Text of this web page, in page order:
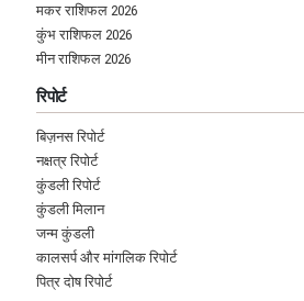
मकर राशिफल 2026
कुंभ राशिफल 2026
मीन राशिफल 2026
रिपोर्ट
बिज़नस रिपोर्ट
नक्षत्र रिपोर्ट
कुंडली रिपोर्ट
कुंडली मिलान
जन्म कुंडली
कालसर्प और मांगलिक रिपोर्ट
पित्र दोष रिपोर्ट